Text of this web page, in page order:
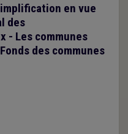
en vue
des
- Les communes
des communes